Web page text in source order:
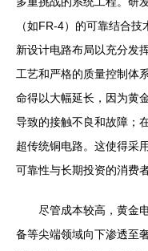
（如FR-4）的可靠结合
新设计电路布局以充分发
工艺和严格的质量控制体
命得以大幅延长，因为黄
导致的接触不良和故障；
超传统铜电路。这使得采
可靠性与长期投资的消费
尽管成本较高，黄金
备等尖端领域向下渗透至